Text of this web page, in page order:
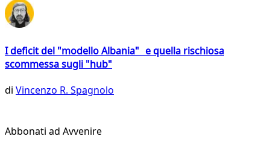
I deficit del "modello Albania" e quella rischiosa
scommessa sugli "hub"
di Vincenzo R. Spagnolo
Abbonati ad Avvenire